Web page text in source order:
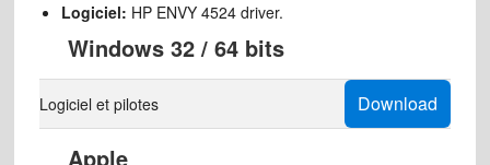
Logiciel: HP ENVY 4524 driver.
Windows 32 / 64 bits
Logiciel et pilotes Download
Apple